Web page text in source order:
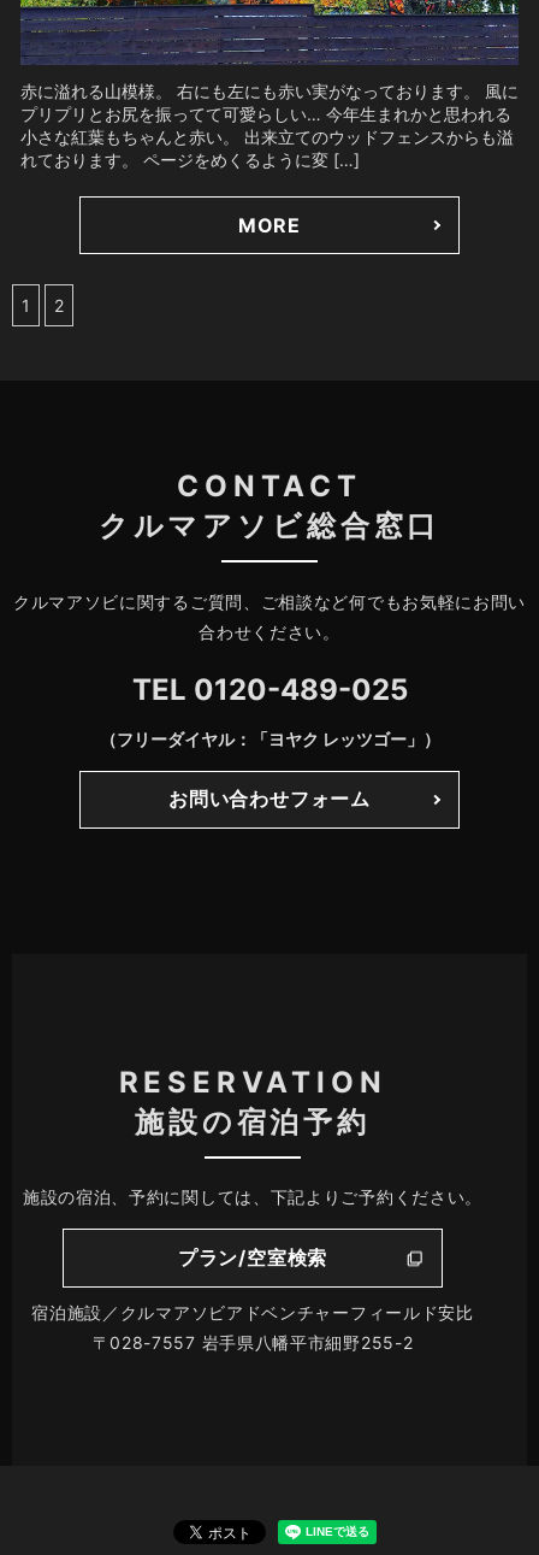
赤に溢れる山模様。 右にも左にも赤い実がなっております。 風に
プリプリとお尻を振ってて可愛らしい… 今年生まれかと思われる
小さな紅葉もちゃんと赤い。 出来立てのウッドフェンスからも溢
れております。 ページをめくるように変 […]
MORE
1 2
CONTACT
クルマアソビ総合窓口
クルマアソビに関するご質問、ご相談など何でもお気軽にお問い
合わせください。
TEL 0120-489-025
（フリーダイヤル：「ヨヤク レッツゴー」）
お問い合わせフォーム
RESERVATION
施設の宿泊予約
施設の宿泊、予約に関しては、下記よりご予約ください。
プラン/空室検索
宿泊施設／クルマアソビアドベンチャーフィールド安比
〒028-7557 岩手県八幡平市細野255-2